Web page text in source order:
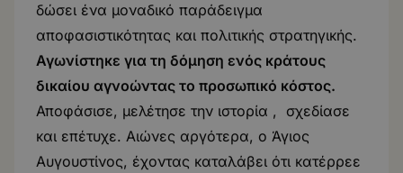
δώσει ένα μοναδικό παράδειγμα
αποφασιστικότητας και πολιτικής στρατηγικής.
Αγωνίστηκε για τη δόμηση ενός κράτους
δικαίου αγνοώντας το προσωπικό κόστος.
Αποφάσισε, μελέτησε την ιστορία , σχεδίασε
και επέτυχε. Αιώνες αργότερα, ο Άγιος
Αυγουστίνος, έχοντας καταλάβει ότι κατέρρεε